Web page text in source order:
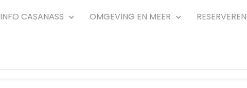
INFO CASANASS OMGEVING EN MEER RESERVEREN